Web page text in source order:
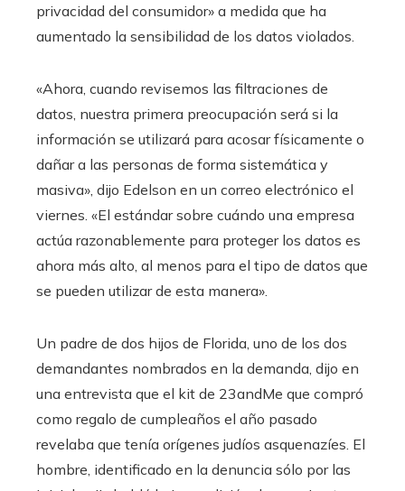
privacidad del consumidor» a medida que ha
aumentado la sensibilidad de los datos violados.
«Ahora, cuando revisemos las filtraciones de
datos, nuestra primera preocupación será si la
información se utilizará para acosar físicamente o
dañar a las personas de forma sistemática y
masiva», dijo Edelson en un correo electrónico el
viernes. «El estándar sobre cuándo una empresa
actúa razonablemente para proteger los datos es
ahora más alto, al menos para el tipo de datos que
se pueden utilizar de esta manera».
Un padre de dos hijos de Florida, uno de los dos
demandantes nombrados en la demanda, dijo en
una entrevista que el kit de 23andMe que compró
como regalo de cumpleaños el año pasado
revelaba que tenía orígenes judíos asquenazíes. El
hombre, identificado en la denuncia sólo por las